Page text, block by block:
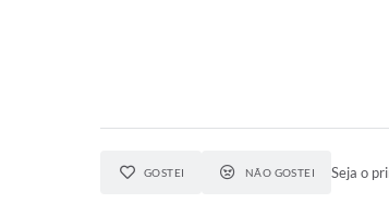
GOSTEI NÃO GOSTEI Seja o